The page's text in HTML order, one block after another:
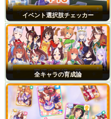
イベント選択肢チェッカー
全キャラの育成論